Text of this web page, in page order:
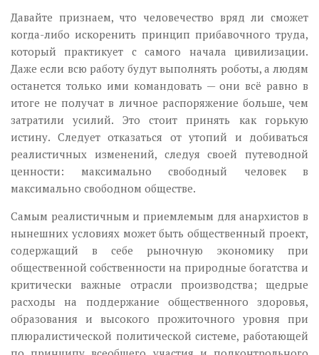
Давайте признаем, что человечество вряд ли сможет
когда-либо искоренить принцип прибавочного труда,
который практикует с самого начала цивилизации.
Даже если всю работу будут выполнять роботы, а людям
останется только ими командовать — они всё равно в
итоге не получат в личное распоряжение больше, чем
затратили усилий. Это стоит принять как горькую
истину. Следует отказаться от утопий и добиваться
реалистичных изменений, следуя своей путеводной
ценности: максимально свободный человек в
максимально свободном обществе.
Самым реалистичным и приемлемым для анархистов в
нынешних условиях может быть общественный проект,
содержащий в себе рыночную экономику при
общественной собственности на природные богатства и
критически важные отрасли производства; щедрые
расходы на поддержание общественного здоровья,
образования и высокого прожиточного уровня при
плюралистической политической системе, работающей